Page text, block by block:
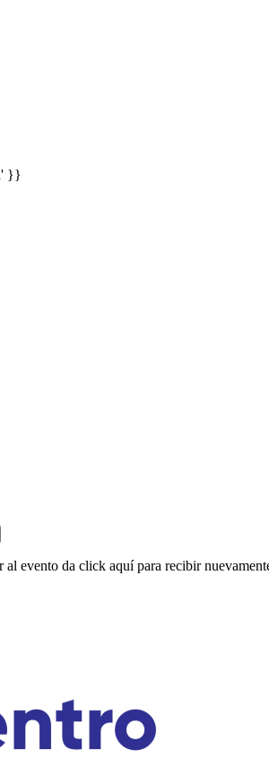
}}
al evento da click aquí para recibir